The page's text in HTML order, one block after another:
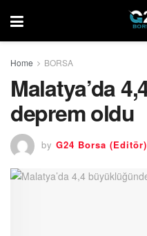
Home BORSA
Malatya’da
deprem oldu
by G24 Borsa (Editör)